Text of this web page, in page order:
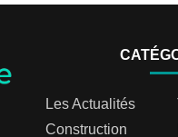
Les Actualités
Construction